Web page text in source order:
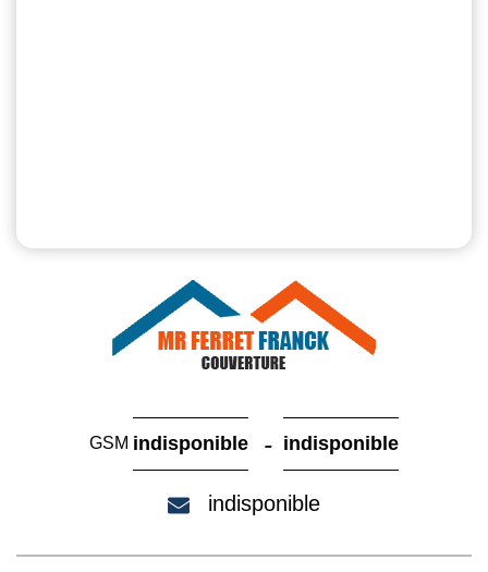
GSM indisponible - indisponible
indisponible